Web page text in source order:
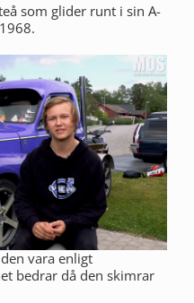
som glider runt i sin A-
vara enligt
bedrar då den skimrar